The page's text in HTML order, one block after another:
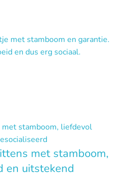
met stamboom en garantie.
en dus erg sociaal.
met stamboom,
en uitstekend